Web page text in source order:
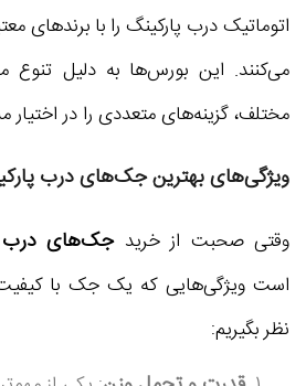
اتوماتیک درب پارکینگ را با برندهای
می‌کنند. این بورس‌ها به دلیل
مختلف، گزینه‌های متعددی را در اختیار
ویژگی‌های بهترین جک‌های درب
وقتی صحبت از خریدجک‌های درب
است ویژگی‌هایی که یک جک با کیفیت
نظر بگیریم: